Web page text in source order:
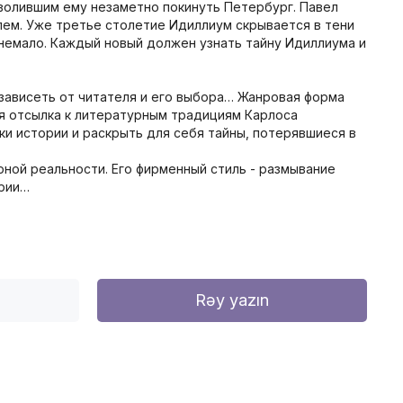
ему незаметно покинуть Петербург. Павел
Уже третье столетие Идиллиум скрывается в тени
Каждый новый должен узнать тайну Идиллиума и
от читателя и его выбора… Жанровая форма
отсылка к литературным традициям Карлоса
истории и раскрыть для себя тайны, потерявшиеся в
реальности. Его фирменный стиль - размывание
Rəy yazın